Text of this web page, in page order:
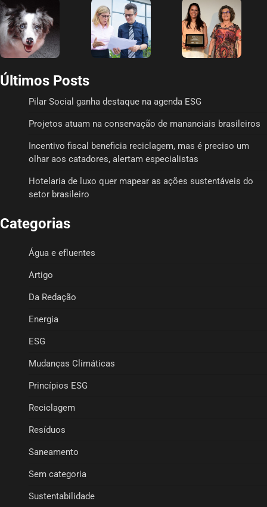
Últimos Posts
Pilar Social ganha destaque na agenda ESG
Projetos atuam na conservação de mananciais brasileiros
Incentivo fiscal beneficia reciclagem, mas é preciso um
olhar aos catadores, alertam especialistas
Hotelaria de luxo quer mapear as ações sustentáveis do
setor brasileiro
Categorias
Água e efluentes
Artigo
Da Redação
Energia
ESG
Mudanças Climáticas
Princípios ESG
Reciclagem
Resíduos
Saneamento
Sem categoria
Sustentabilidade